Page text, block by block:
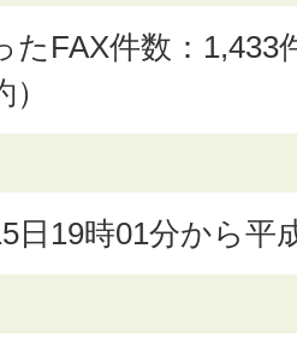
たFAX件数：
日19時01分から平